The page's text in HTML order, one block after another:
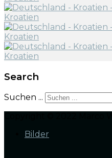
Search
Suchen ...
Bilder